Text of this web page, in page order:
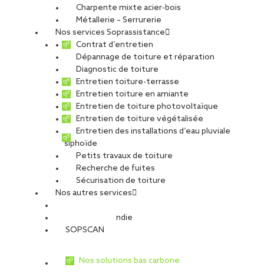
Charpente mixte acier-bois
Métallerie – Serrurerie
Nos services Soprassistance
Contrat d’entretien
Dépannage de toiture et réparation
Diagnostic de toiture
Entretien toiture-terrasse
Entretien toiture en amiante
Entretien de toiture photovoltaïque
Entretien de toiture végétalisée
Entretien des installations d’eau pluviale
siphoïde
Petits travaux de toiture
Recherche de fuites
Sécurisation de toiture
Nos autres services
Sécurité Incendie
SOPSCAN
Nos solutions bas carbone